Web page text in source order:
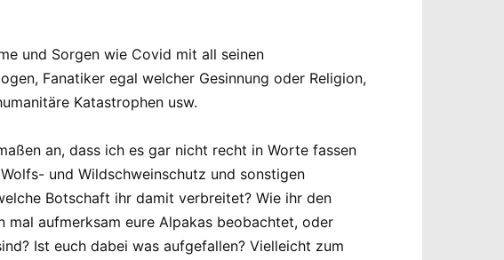
und Sorgen wie Covid mit all seinen
Fanatiker egal welcher Gesinnung oder Religion,
Katastrophen usw.
an, dass ich es gar nicht recht in Worte fassen
und Wildschweinschutz und sonstigen
Botschaft ihr damit verbreitet? Wie ihr den
mal aufmerksam eure Alpakas beobachtet, oder
Ist euch dabei was aufgefallen? Vielleicht zum